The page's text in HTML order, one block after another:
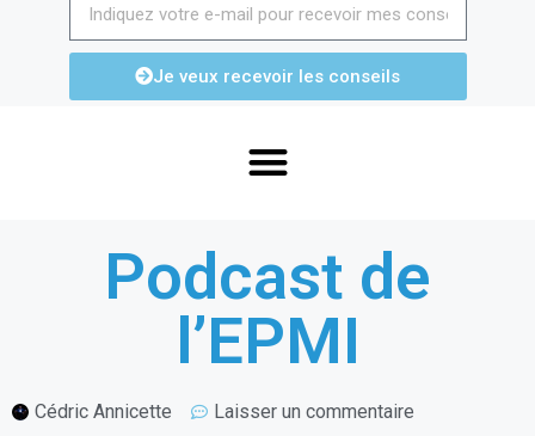
Je veux recevoir les conseils
Podcast de
l’EPMI
Cédric Annicette Laisser un commentaire